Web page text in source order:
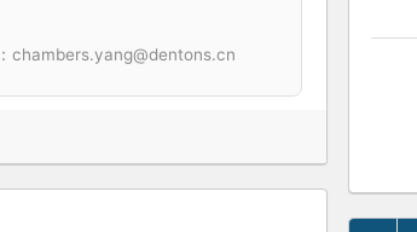
chambers.yang@dentons.cn